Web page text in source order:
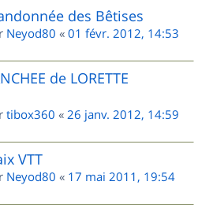
des Bêtises
Neyod80 « 01 févr. 2012, 14:53
de LORETTE
tibox360 « 26 janv. 2012, 14:59
VTT
Neyod80 « 17 mai 2011, 19:54